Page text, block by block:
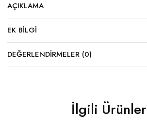
AÇIKLAMA
EK BILGI
DEĞERLENDIRMELER (0)
İlgili Ürünler